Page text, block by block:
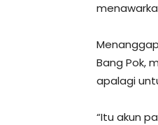
Bang Pok,
apalagi
“Itu akun